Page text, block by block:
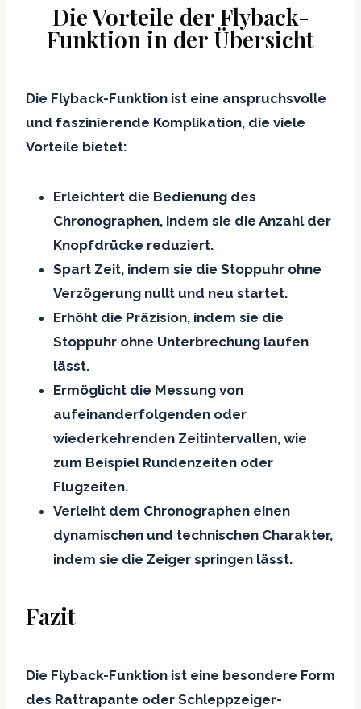
Die Vorteile der Flyback-
Funktion in der Übersicht
Die Flyback-Funktion ist eine anspruchsvolle
und faszinierende Komplikation, die viele
Vorteile bietet:
Erleichtert die Bedienung des
Chronographen, indem sie die Anzahl der
Knopfdrücke reduziert.
Spart Zeit, indem sie die Stoppuhr ohne
Verzögerung nullt und neu startet.
Erhöht die Präzision, indem sie die
Stoppuhr ohne Unterbrechung laufen
lässt.
Ermöglicht die Messung von
aufeinanderfolgenden oder
wiederkehrenden Zeitintervallen, wie
zum Beispiel Rundenzeiten oder
Flugzeiten.
Verleiht dem Chronographen einen
dynamischen und technischen Charakter,
indem sie die Zeiger springen lässt.
Fazit
Die Flyback-Funktion ist eine besondere Form
des Rattrapante oder Schleppzeiger-